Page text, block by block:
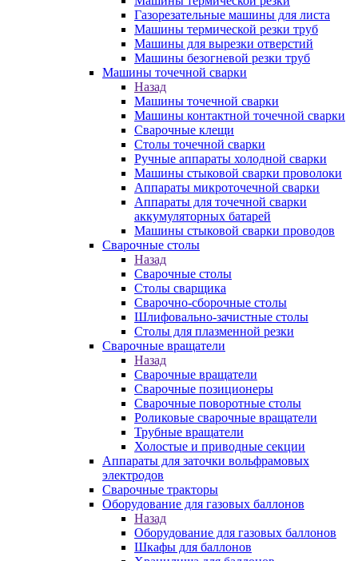
Газорезательные машины для листа
Машины термической резки труб
Машины для вырезки отверстий
Машины безогневой резки труб
Машины точечной сварки
Назад
Машины точечной сварки
Машины контактной точечной сварки
Сварочные клещи
Столы точечной сварки
Ручные аппараты холодной сварки
Машины стыковой сварки проволоки
Аппараты микроточечной сварки
Аппараты для точечной сварки
аккумуляторных батарей
Машины стыковой сварки проводов
Сварочные столы
Назад
Сварочные столы
Столы сварщика
Сварочно-сборочные столы
Шлифовально-зачистные столы
Столы для плазменной резки
Сварочные вращатели
Назад
Сварочные вращатели
Сварочные позиционеры
Сварочные поворотные столы
Роликовые сварочные вращатели
Трубные вращатели
Холостые и приводные секции
Аппараты для заточки вольфрамовых
электродов
Сварочные тракторы
Оборудование для газовых баллонов
Назад
Оборудование для газовых баллонов
Шкафы для баллонов